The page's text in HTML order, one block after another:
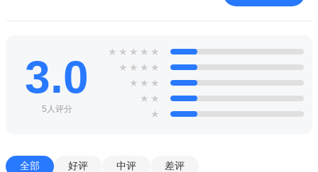
3.0
5人评分
★ ★ ★ ★ ★
★ ★ ★ ★
★ ★ ★
★ ★
★
全部 好评 中评 差评